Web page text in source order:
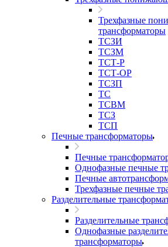
Трехфазные
трансформаторы
ТСЗИ
ТСЗМ
ТСТ-Р
ТСТ-ОР
ТСЗП
ТС
ТСВМ
ТСЗ
ТСП
Печные трансформаторы
Печные
Однофазные печные
Печные
Трехфазные печные
Разделительные
Разделительные
Однофазные
трансформаторы